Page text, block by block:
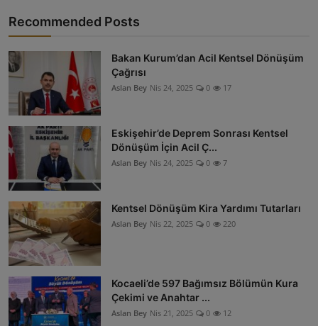
Recommended Posts
Bakan Kurum’dan Acil Kentsel Dönüşüm
Çağrısı
Aslan Bey Nis 24, 2025 0 17
Eskişehir’de Deprem Sonrası Kentsel
Dönüşüm İçin Acil Ç...
Aslan Bey Nis 24, 2025 0 7
Kentsel Dönüşüm Kira Yardımı Tutarları
Aslan Bey Nis 22, 2025 0 220
Kocaeli’de 597 Bağımsız Bölümün Kura
Çekimi ve Anahtar ...
Aslan Bey Nis 21, 2025 0 12